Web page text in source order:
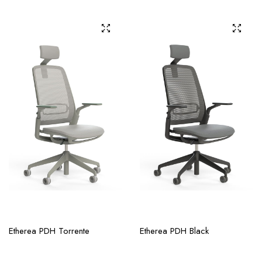
Etherea PDH Torrente Etherea PDH Black